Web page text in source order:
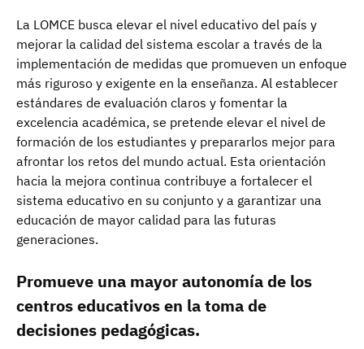
La LOMCE busca elevar el nivel educativo del país y
mejorar la calidad del sistema escolar a través de la
implementación de medidas que promueven un enfoque
más riguroso y exigente en la enseñanza. Al establecer
estándares de evaluación claros y fomentar la
excelencia académica, se pretende elevar el nivel de
formación de los estudiantes y prepararlos mejor para
afrontar los retos del mundo actual. Esta orientación
hacia la mejora continua contribuye a fortalecer el
sistema educativo en su conjunto y a garantizar una
educación de mayor calidad para las futuras
generaciones.
Promueve una mayor autonomía de los
centros educativos en la toma de
decisiones pedagógicas.